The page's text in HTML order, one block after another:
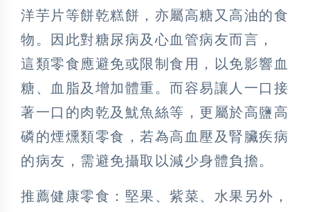
洋芋片等餅乾糕餅，亦屬高糖又高油的食
物。因此對糖尿病及心血管病友而言，
這類零食應避免或限制食用，以免影響血
糖、血脂及增加體重。而容易讓人一口接
著一口的肉乾及魷魚絲等，更屬於高鹽高
磷的煙燻類零食，若為高血壓及腎臟疾病
的病友，需避免攝取以減少身體負擔。
推薦健康零食：堅果、紫菜、水果另外，